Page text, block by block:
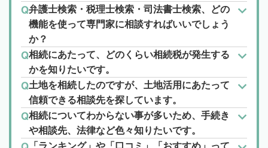
弁護士検索・税理士検索・司法書士検索、どの
機能を使って専門家に相談すればいいでしょう
か？
相続にあたって、どのくらい相続税が発生する
かを知りたいです。
土地を相続したのですが、土地活用にあたって
信頼できる相談先を探しています。
相続についてわからない事が多いため、手続き
や相談先、法律など色々知りたいです。